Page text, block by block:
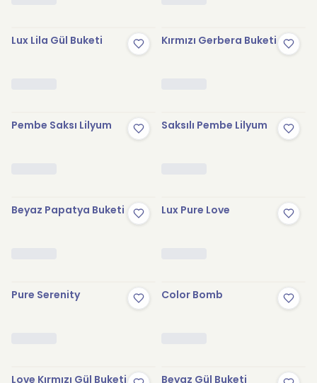
Lux Lila Gül Buketi Kırmızı Gerbera Buketi
Pembe Saksı Lilyum Saksılı Pembe Lilyum
Beyaz Papatya Buketi Lux Pure Love
Pure Serenity Color Bomb
Love Kırmızı Gül Buketi Beyaz Gül Buketi